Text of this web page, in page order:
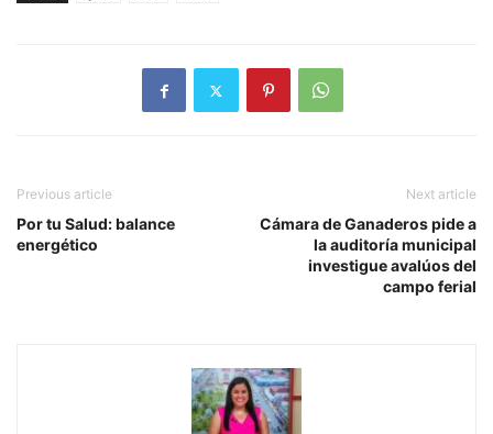
Previous article
Por tu Salud: balance
energético
Next article
Cámara de Ganaderos pide a
la auditoría municipal
investigue avalúos del
campo ferial